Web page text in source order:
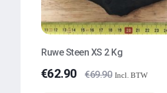
Ruwe Steen XS 2 Kg
€62.90 €69.90 Incl. BTW